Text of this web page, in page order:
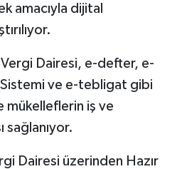
amacıyla dijital
Dairesi, e-defter, e-
ve e-tebligat gibi
mükelleflerin iş ve
sağlanıyor.
Dairesi üzerinden Hazır